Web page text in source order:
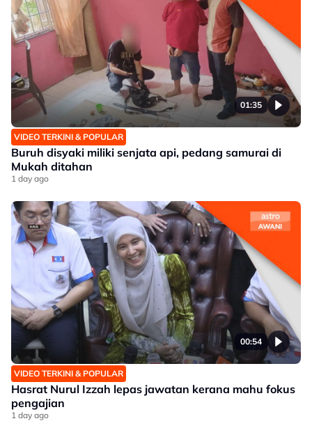
01:35
VIDEO TERKINI & POPULAR
Buruh disyaki miliki senjata api, pedang samurai di
Mukah ditahan
1 day ago
00:54
VIDEO TERKINI & POPULAR
Hasrat Nurul Izzah lepas jawatan kerana mahu fokus
pengajian
1 day ago